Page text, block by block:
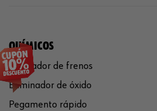
QUÍMICOS
Limpiador de frenos
Eliminador de óxido
Pegamento rápido